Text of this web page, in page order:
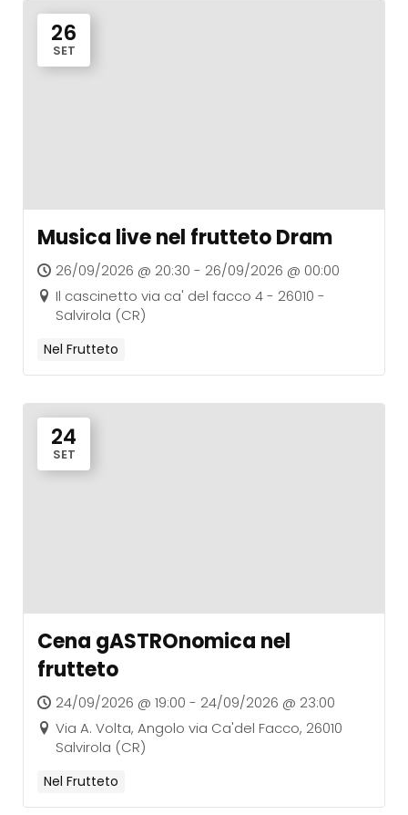
26
SET
Musica live nel frutteto Dram
26/09/2026 @ 20:30 - 26/09/2026 @ 00:00
Il cascinetto via ca' del facco 4 - 26010 -
Salvirola (CR)
Nel Frutteto
24
SET
Cena gASTROnomica nel
frutteto
24/09/2026 @ 19:00 - 24/09/2026 @ 23:00
Via A. Volta, Angolo via Ca'del Facco, 26010
Salvirola (CR)
Nel Frutteto